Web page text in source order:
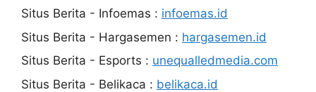
Situs Berita - Infoemas : infoemas.id
Situs Berita - Hargasemen : hargasemen.id
Situs Berita - Esports : unequalledmedia.com
Situs Berita - Belikaca : belikaca.id